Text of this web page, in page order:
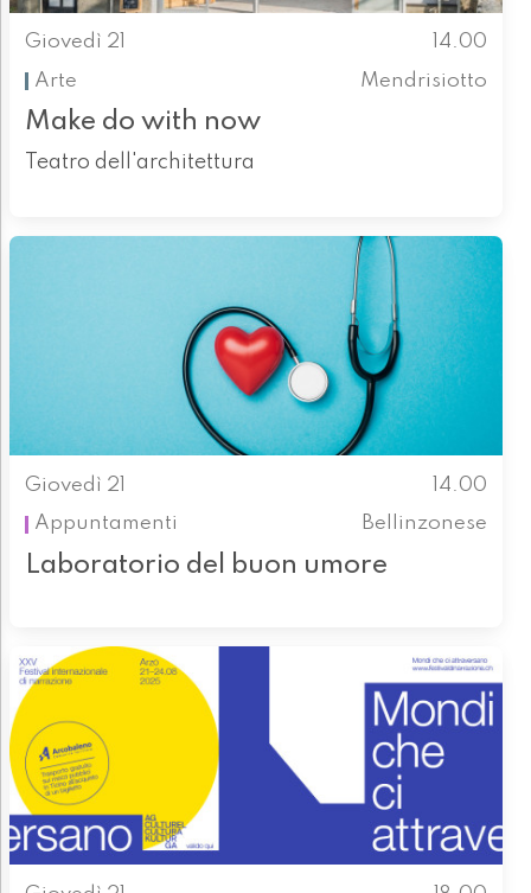
Giovedì 21
14.00
Arte
Mendrisiotto
Make do with now
Teatro dell'architettura
Giovedì 21
14.00
Appuntamenti
Bellinzonese
Laboratorio del buon umore